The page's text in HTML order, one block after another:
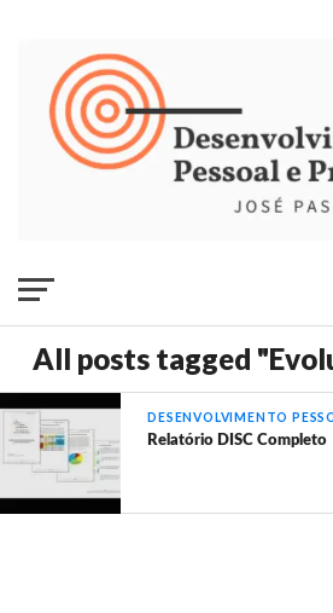
All posts tagged
DESENVOLVIMENTO
Relatório DISC Completo